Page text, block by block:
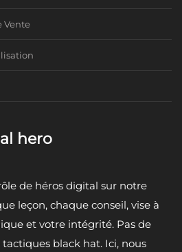
Vente
hero
de héros digital sur notre
leçon, chaque conseil, vise à
et votre intégrité. Pas de
tactiques black hat. Ici, nous